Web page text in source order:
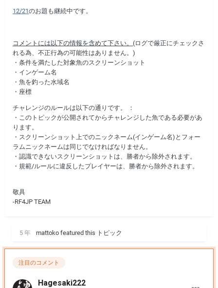
12/21のお題も継続中です。
コメントには以下の情報を含めて下さい。 (ログで厳正にチェックさ
れる為、不正行為の可能性はありません。)
・条件を満たした対象魚のスクリーンショット
・インゲーム名
・魚を釣った水域名
・座標
チャレンジのルールは以下の通りです。 ：
・このトピックが公開されてからチャレンジした魚である必要があ
ります。
・スクリーンショット上でのニックネーム(インゲーム名)とフォー
ラムニックネームは同じでなければなりません。
・認識できないスクリーンショットは、勝者から除外されます。
・規範/ルールに違反したプレイヤーは、勝者から除外されます。
敬具
-RF4JP TEAM
5 年 mattoko featured this トピック
注目のコメント
Hagesaki222